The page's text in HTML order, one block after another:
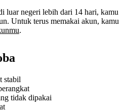
luar negeri lebih dari 14 hari, kamu
Untuk terus memakai akun, kamu
.
stabil
tidak dipakai